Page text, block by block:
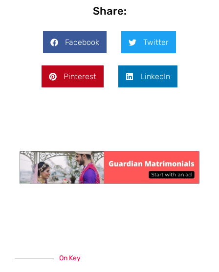
Share:
Facebook Twitter
Pinterest LinkedIn
On Key